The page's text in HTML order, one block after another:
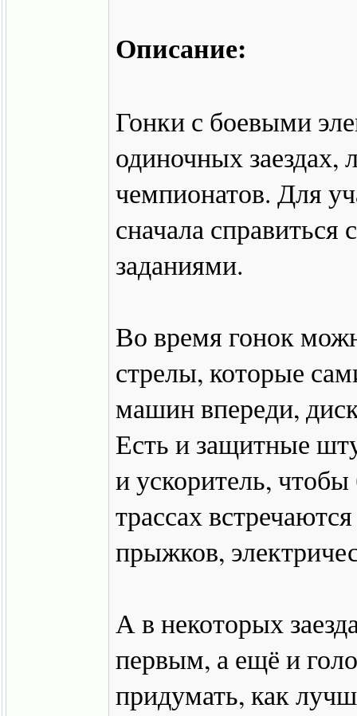
Описание:
Гонки с боевыми
одиночных заездах,
чемпионатов. Для
сначала
заданиями.
Во время гонок
стрелы, которые
машин впереди,
Есть и защитные
и ускоритель,
трассах
прыжков,
А в некоторых
первым, а ещё и
придумать, как